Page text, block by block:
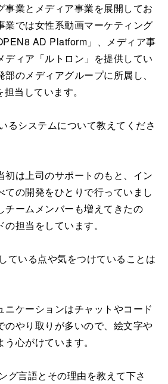
事業とメディア事業を展開してお
業では女性系動画マーケティング
AD Platform」、メディア事
ディア「ルトロン」を提供してい
のメディアグループに所属し、
当しています。
るシステムについて教えてくださ
初は上司のサポートのもと、イン
ての開発をひとりで行っていまし
チームメンバーも増えてきたの
担当をしています。
ている点や気をつけていることは
ニケーションはチャットやコード
のやり取りが多いので、絵文字や
心がけています。
グ言語とその理由を教えて下さ